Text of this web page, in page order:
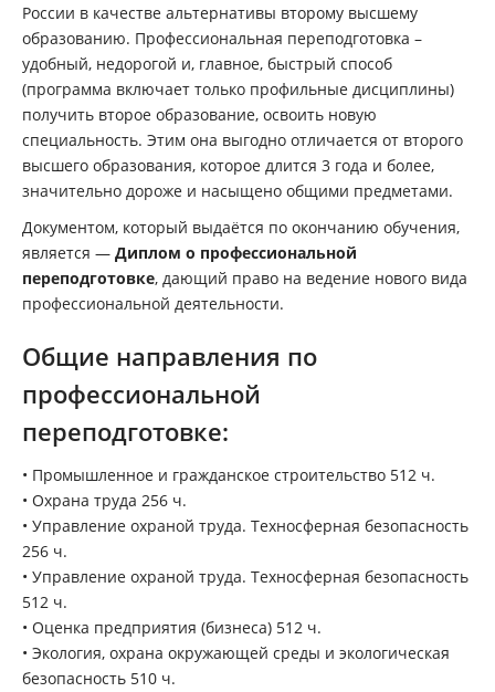
России в качестве альтернативы второму высшему
образованию. Профессиональная переподготовка –
удобный, недорогой и, главное, быстрый способ
(программа включает только профильные дисциплины)
получить второе образование, освоить новую
специальность. Этим она выгодно отличается от второго
высшего образования, которое длится 3 года и более,
значительно дороже и насыщено общими предметами.
Документом, который выдаётся по окончанию обучения,
является — Диплом о профессиональной
переподготовке, дающий право на ведение нового вида
профессиональной деятельности.
Общие направления по
профессиональной
переподготовке:
• Промышленное и гражданское строительство 512 ч.
• Охрана труда 256 ч.
• Управление охраной труда. Техносферная безопасность
256 ч.
• Управление охраной труда. Техносферная безопасность
512 ч.
• Оценка предприятия (бизнеса) 512 ч.
• Экология, охрана окружающей среды и экологическая
безопасность 510 ч.